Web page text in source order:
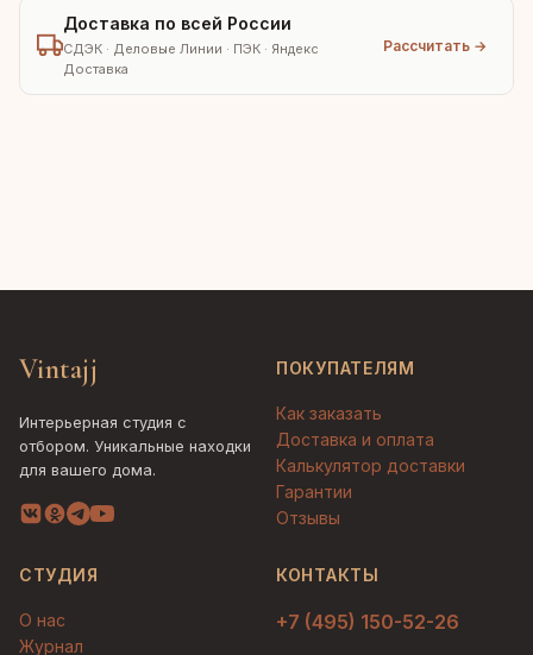
Доставка по всей России
СДЭК · Деловые Линии · ПЭК · Яндекс
Доставка
Рассчитать →
Vintajj
Интерьерная студия с
отбором. Уникальные находки
для вашего дома.
ПОКУПАТЕЛЯМ
Как заказать
Доставка и оплата
Калькулятор доставки
Гарантии
Отзывы
СТУДИЯ
О нас
Журнал
КОНТАКТЫ
+7 (495) 150-52-26